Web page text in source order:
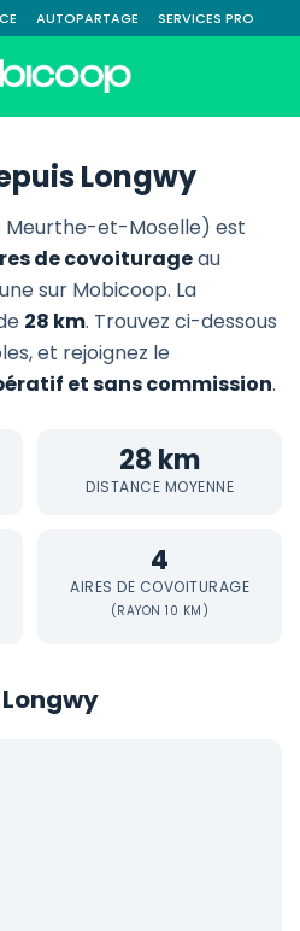
AUTOPARTAGE SERVICES PRO
Longwy
Meurthe-et-Moselle) est
de covoiturageau
sur Mobicoop. La
28 km. Trouvez ci-dessous
et rejoignez le
et sans commission.
28 km
DISTANCE MOYENNE
4
AIRES DE COVOITURAGE
(RAYON 10 KM)